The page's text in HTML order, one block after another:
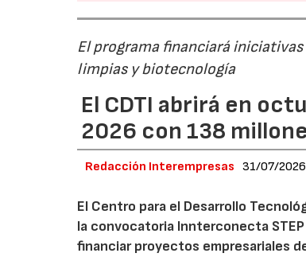
El programa financiará
limpias y biotecnología
El CDTI abrirá en
2026 con 138
Redacción Interempresas 31/07/2026
El Centro para el Desarrollo
la convocatoria Innterconecta
financiar proyectos empresariales